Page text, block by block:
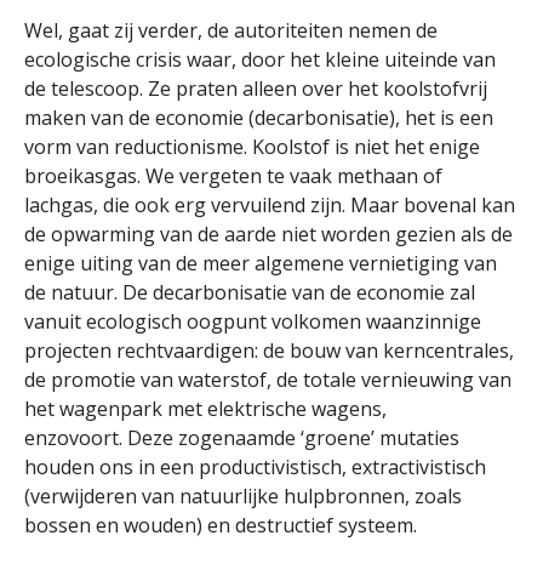
Wel, gaat zij verder, de autoriteiten nemen de
ecologische crisis waar, door het kleine uiteinde van
de telescoop. Ze praten alleen over het koolstofvrij
maken van de economie (decarbonisatie), het is een
vorm van reductionisme. Koolstof is niet het enige
broeikasgas. We vergeten te vaak methaan of
lachgas, die ook erg vervuilend zijn. Maar bovenal kan
de opwarming van de aarde niet worden gezien als de
enige uiting van de meer algemene vernietiging van
de natuur. De decarbonisatie van de economie zal
vanuit ecologisch oogpunt volkomen waanzinnige
projecten rechtvaardigen: de bouw van kerncentrales,
de promotie van waterstof, de totale vernieuwing van
het wagenpark met elektrische wagens,
enzovoort. Deze zogenaamde ‘groene’ mutaties
houden ons in een productivistisch, extractivistisch
(verwijderen van natuurlijke hulpbronnen, zoals
bossen en wouden) en destructief systeem.